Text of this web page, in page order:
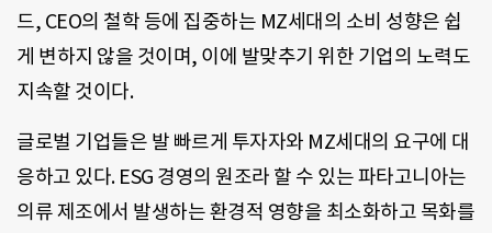
드, CEO의 철학 등에 집중하는 MZ세대의 소비 성향은 쉽
게 변하지 않을 것이며, 이에 발맞추기 위한 기업의 노력도
지속할 것이다.
글로벌 기업들은 발 빠르게 투자자와 MZ세대의 요구에 대
응하고 있다. ESG 경영의 원조라 할 수 있는 파타고니아는
의류 제조에서 발생하는 환경적 영향을 최소화하고 목화를